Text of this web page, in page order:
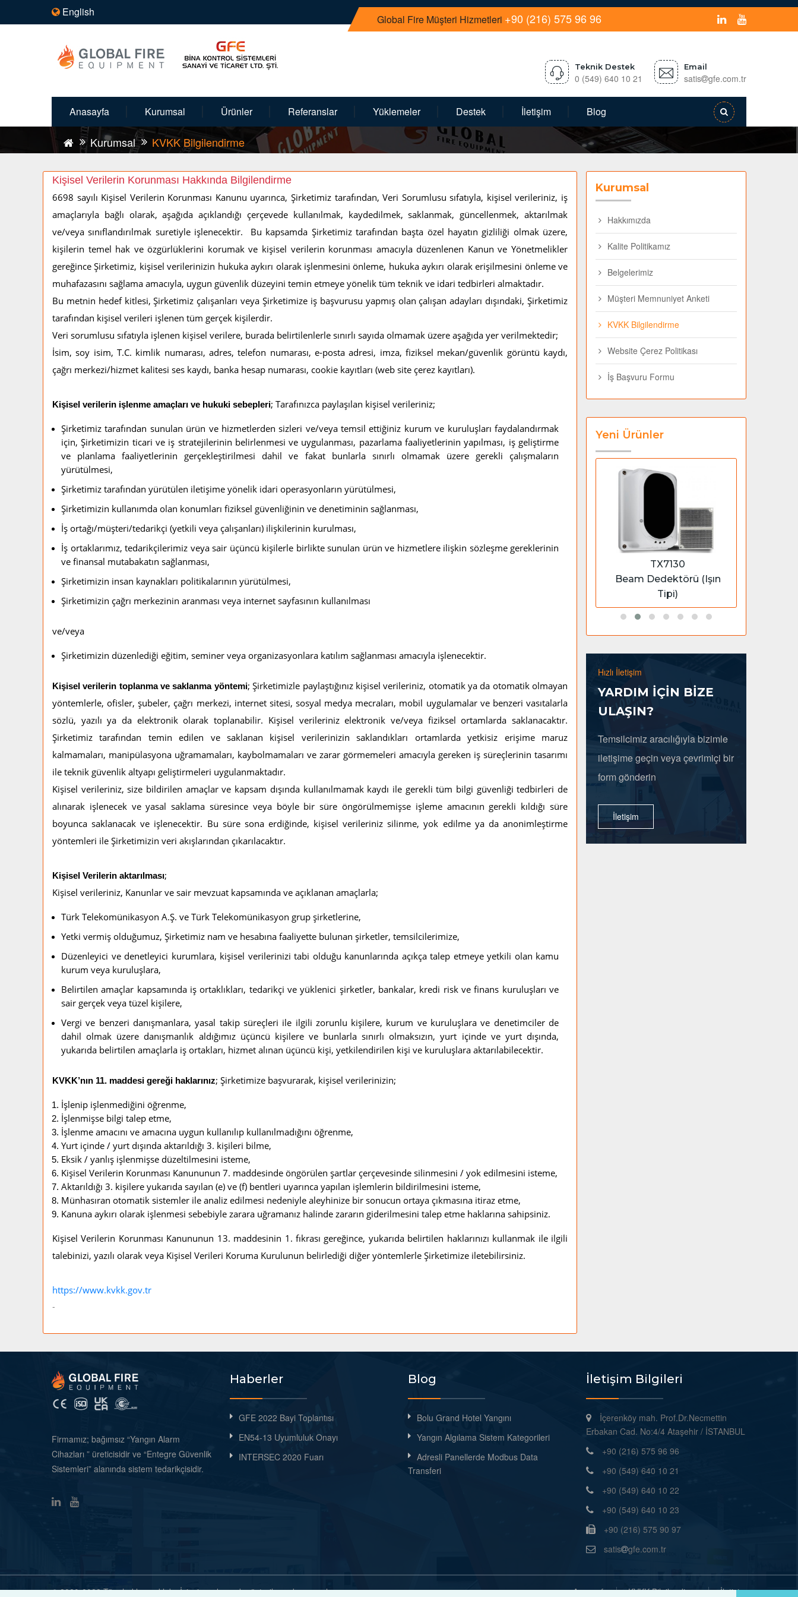
English
Global Fire Müşteri Hizmetleri +90 (216) 575 96 96
Teknik Destek
0 (549) 640 10 21
Email
satis gfe.com.tr
Anasayfa Kurumsal Ürünler Referanslar Yüklemeler Destek İletişim Blog
Kurumsal KVKK Bilgilendirme
Kişisel Verilerin Korunması Hakkında Bilgilendirme
6698 sayılı Kişisel Verilerin Korunması Kanunu uyarınca, Şirketimiz tarafından, Veri Sorumlusu sıfatıyla, kişisel verileriniz, iş
amaçlarıyla bağlı olarak, aşağıda açıklandığı çerçevede kullanılmak, kaydedilmek, saklanmak, güncellenmek, aktarılmak
ve/veya sınıflandırılmak suretiyle işlenecektir. Bu kapsamda Şirketimiz tarafından başta özel hayatın gizliliği olmak üzere,
kişilerin temel hak ve özgürlüklerini korumak ve kişisel verilerin korunması amacıyla düzenlenen Kanun ve Yönetmelikler
gereğince Şirketimiz, kişisel verilerinizin hukuka aykırı olarak işlenmesini önleme, hukuka aykırı olarak erişilmesini önleme ve
muhafazasını sağlama amacıyla, uygun güvenlik düzeyini temin etmeye yönelik tüm teknik ve idari tedbirleri almaktadır.
Bu metnin hedef kitlesi, Şirketimiz çalışanları veya Şirketimize iş başvurusu yapmış olan çalışan adayları dışındaki, Şirketimiz
tarafından kişisel verileri işlenen tüm gerçek kişilerdir.
Veri sorumlusu sıfatıyla işlenen kişisel verilere, burada belirtilenlerle sınırlı sayıda olmamak üzere aşağıda yer verilmektedir;
İsim, soy isim, T.C. kimlik numarası, adres, telefon numarası, e-posta adresi, imza, fiziksel mekan/güvenlik görüntü kaydı,
çağrı merkezi/hizmet kalitesi ses kaydı, banka hesap numarası, cookie kayıtları (web site çerez kayıtları).
Kişisel verilerin işlenme amaçları ve hukuki sebepleri; Tarafınızca paylaşılan kişisel verileriniz;
Şirketimiz tarafından sunulan ürün ve hizmetlerden sizleri ve/veya temsil ettiğiniz kurum ve kuruluşları faydalandırmak
için, Şirketimizin ticari ve iş stratejilerinin belirlenmesi ve uygulanması, pazarlama faaliyetlerinin yapılması, iş geliştirme
ve planlama faaliyetlerinin gerçekleştirilmesi dahil ve fakat bunlarla sınırlı olmamak üzere gerekli çalışmaların
yürütülmesi,
Şirketimiz tarafından yürütülen iletişime yönelik idari operasyonların yürütülmesi,
Şirketimizin kullanımda olan konumları fiziksel güvenliğinin ve denetiminin sağlanması,
İş ortağı/müşteri/tedarikçi (yetkili veya çalışanları) ilişkilerinin kurulması,
İş ortaklarımız, tedarikçilerimiz veya sair üçüncü kişilerle birlikte sunulan ürün ve hizmetlere ilişkin sözleşme gereklerinin
ve finansal mutabakatın sağlanması,
Şirketimizin insan kaynakları politikalarının yürütülmesi,
Şirketimizin çağrı merkezinin aranması veya internet sayfasının kullanılması
ve/veya
Şirketimizin düzenlediği eğitim, seminer veya organizasyonlara katılım sağlanması amacıyla işlenecektir.
Kişisel verilerin toplanma ve saklanma yöntemi; Şirketimizle paylaştığınız kişisel verileriniz, otomatik ya da otomatik olmayan
yöntemlerle, ofisler, şubeler, çağrı merkezi, internet sitesi, sosyal medya mecraları, mobil uygulamalar ve benzeri vasıtalarla
sözlü, yazılı ya da elektronik olarak toplanabilir. Kişisel verileriniz elektronik ve/veya fiziksel ortamlarda saklanacaktır.
Şirketimiz tarafından temin edilen ve saklanan kişisel verilerinizin saklandıkları ortamlarda yetkisiz erişime maruz
kalmamaları, manipülasyona uğramamaları, kaybolmamaları ve zarar görmemeleri amacıyla gereken iş süreçlerinin tasarımı
ile teknik güvenlik altyapı geliştirmeleri uygulanmaktadır.
Kişisel verileriniz, size bildirilen amaçlar ve kapsam dışında kullanılmamak kaydı ile gerekli tüm bilgi güvenliği tedbirleri de
alınarak işlenecek ve yasal saklama süresince veya böyle bir süre öngörülmemişse işleme amacının gerekli kıldığı süre
boyunca saklanacak ve işlenecektir. Bu süre sona erdiğinde, kişisel verileriniz silinme, yok edilme ya da anonimleştirme
yöntemleri ile Şirketimizin veri akışlarından çıkarılacaktır.
Kişisel Verilerin aktarılması;
Kişisel verileriniz, Kanunlar ve sair mevzuat kapsamında ve açıklanan amaçlarla;
Türk Telekomünikasyon A.Ş. ve Türk Telekomünikasyon grup şirketlerine,
Yetki vermiş olduğumuz, Şirketimiz nam ve hesabına faaliyette bulunan şirketler, temsilcilerimize,
Düzenleyici ve denetleyici kurumlara, kişisel verilerinizi tabi olduğu kanunlarında açıkça talep etmeye yetkili olan kamu
kurum veya kuruluşlara,
Belirtilen amaçlar kapsamında iş ortaklıkları, tedarikçi ve yüklenici şirketler, bankalar, kredi risk ve finans kuruluşları ve
sair gerçek veya tüzel kişilere,
Vergi ve benzeri danışmanlara, yasal takip süreçleri ile ilgili zorunlu kişilere, kurum ve kuruluşlara ve denetimciler de
dahil olmak üzere danışmanlık aldığımız üçüncü kişilere ve bunlarla sınırlı olmaksızın, yurt içinde ve yurt dışında,
yukarıda belirtilen amaçlarla iş ortakları, hizmet alınan üçüncü kişi, yetkilendirilen kişi ve kuruluşlara aktarılabilecektir.
KVKK’nın 11. maddesi gereği haklarınız; Şirketimize başvurarak, kişisel verilerinizin;
İşlenip işlenmediğini öğrenme,
İşlenmişse bilgi talep etme,
İşlenme amacını ve amacına uygun kullanılıp kullanılmadığını öğrenme,
Yurt içinde / yurt dışında aktarıldığı 3. kişileri bilme,
Eksik / yanlış işlenmişse düzeltilmesini isteme,
Kişisel Verilerin Korunması Kanununun 7. maddesinde öngörülen şartlar çerçevesinde silinmesini / yok edilmesini isteme,
Aktarıldığı 3. kişilere yukarıda sayılan (e) ve (f) bentleri uyarınca yapılan işlemlerin bildirilmesini isteme,
Münhasıran otomatik sistemler ile analiz edilmesi nedeniyle aleyhinize bir sonucun ortaya çıkmasına itiraz etme,
Kanuna aykırı olarak işlenmesi sebebiyle zarara uğramanız halinde zararın giderilmesini talep etme haklarına sahipsiniz.
Kişisel Verilerin Korunması Kanununun 13. maddesinin 1. fıkrası gereğince, yukarıda belirtilen haklarınızı kullanmak ile ilgili
talebinizi, yazılı olarak veya Kişisel Verileri Koruma Kurulunun belirlediği diğer yöntemlerle Şirketimize iletebilirsiniz.
https://www.kvkk.gov.tr
-
Kurumsal
Hakkımızda
Kalite Politikamız
Belgelerimiz
Müşteri Memnuniyet Anketi
KVKK Bilgilendirme
Website Çerez Politikası
İş Başvuru Formu
Yeni Ürünler
4 Loop Adresli
OWL
Alarm Yönetim Programı
TX7130
Beam Dedektörü (Işın
Tipi)
Hızlı İletişim
YARDIM İÇİN BİZE
ULAŞIN?
Temsilcimiz aracılığıyla bizimle
iletişime geçin veya çevrimiçi bir
form gönderin
İletişim
Firmamız; bağımsız “Yangın Alarm
Cihazları ” üreticisidir ve “Entegre Güvenlik
Sistemleri” alanında sistem tedarikçisidir.
Haberler
GFE 2022 Bayi Toplantısı
EN54-13 Uyumluluk Onayı
INTERSEC 2020 Fuarı
Blog
Bolu Grand Hotel Yangını
Yangın Algılama Sistem Kategorileri
Adresli Panellerde Modbus Data
Transferi
İletişim Bilgileri
İçerenköy mah. Prof.Dr.Necmettin
Erbakan Cad. No:4/4 Ataşehir / İSTANBUL
+90 (216) 575 96 96
+90 (549) 640 10 21
+90 (549) 640 10 22
+90 (549) 640 10 23
+90 (216) 575 90 97
satis gfe.com.tr
© 2020-2022 Tüm hakları saklıdır. İzinsiz ve kaynak gösterilemeden yayınlanamaz. Anasayfa KVKK Bilgilendirme İletişim